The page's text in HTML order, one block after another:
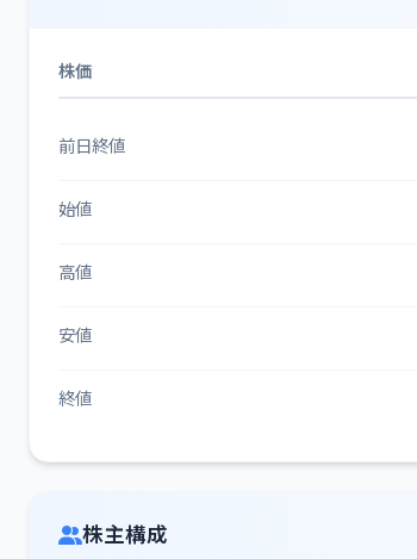
株価
前日終値
始値
高値
安値
終値
株主構成